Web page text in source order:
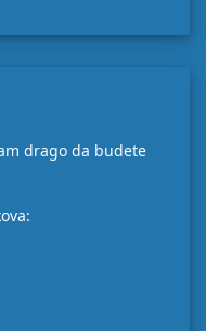
drago da budete